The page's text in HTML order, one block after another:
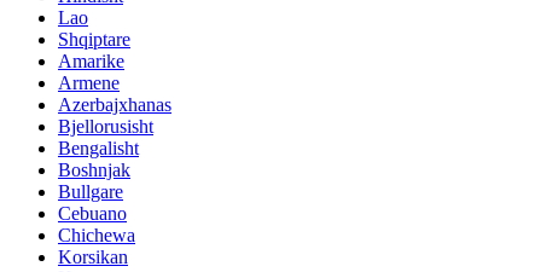
Lao
Shqiptare
Amarike
Armene
Azerbajxhanas
Bjellorusisht
Bengalisht
Boshnjak
Bullgare
Cebuano
Chichewa
Korsikan